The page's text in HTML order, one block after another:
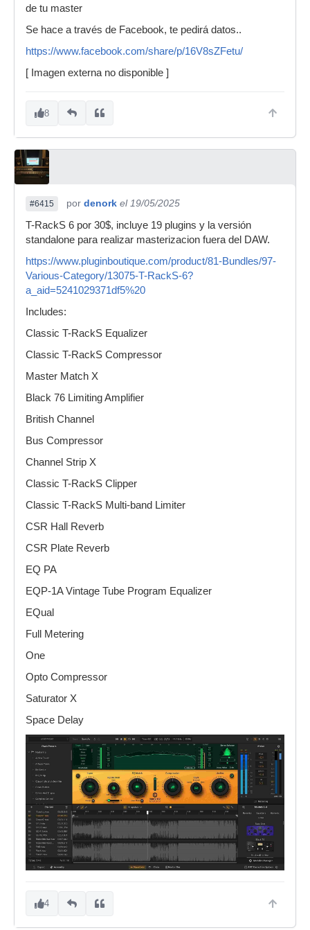
de tu master
Se hace a través de Facebook, te pedirá datos..
https://www.facebook.com/share/p/16V8sZFetu/
[ Imagen externa no disponible ]
8
#6415 por denork el 19/05/2025
T-RackS 6 por 30$, incluye 19 plugins y la versión
standalone para realizar masterizacion fuera del DAW.
https://www.pluginboutique.com/product/81-Bundles/97-
Various-Category/13075-T-RackS-6?
a_aid=5241029371df5%20
Includes:
Classic T-RackS Equalizer
Classic T-RackS Compressor
Master Match X
Black 76 Limiting Amplifier
British Channel
Bus Compressor
Channel Strip X
Classic T-RackS Clipper
Classic T-RackS Multi-band Limiter
CSR Hall Reverb
CSR Plate Reverb
EQ PA
EQP-1A Vintage Tube Program Equalizer
EQual
Full Metering
One
Opto Compressor
Saturator X
Space Delay
4